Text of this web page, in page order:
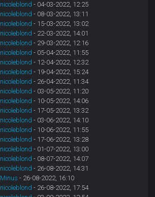
nicoleblond - 04-03-2022, 12:25
nicoleblond - 08-03-2022, 13:11
nicoleblond - 15-03-2022, 13:02
nicoleblond - 22-03-2022, 14:01
nicoleblond - 29-03-2022, 12:16
nicoleblond - 05-04-2022, 11:55
nicoleblond - 12-04-2022, 12:32
nicoleblond - 19-04-2022, 15:24
nicoleblond - 26-04-2022, 11:34
nicoleblond - 03-05-2022, 11:20
nicoleblond - 10-05-2022, 14:06
nicoleblond - 17-05-2022, 13:32
nicoleblond - 03-06-2022, 14:10
nicoleblond - 10-06-2022, 11:55
nicoleblond - 17-06-2022, 13:28
nicoleblond - 01-07-2022, 13:00
nicoleblond - 08-07-2022, 14:07
nicoleblond - 26-08-2022, 14:31
Minus - 26-08-2022, 16:10
nicoleblond - 26-08-2022, 17:54